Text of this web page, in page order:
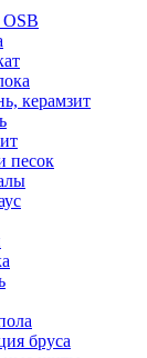
керамзит
песок
бруса